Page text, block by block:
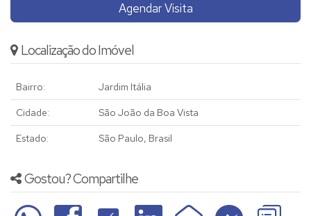
Agendar Visita
Localização do Imóvel
Bairro: Jardim Itália
Cidade: São João da Boa Vista
Estado: São Paulo, Brasil
Gostou? Compartilhe